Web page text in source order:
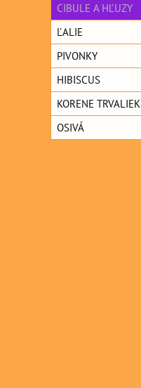
CIBULE A HĽUZY
ĽALIE
PIVONKY
HIBISCUS
KORENE TRVALIEK
OSIVÁ